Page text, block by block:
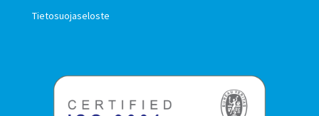
Tietosuojaseloste